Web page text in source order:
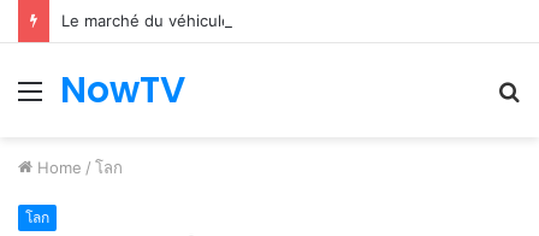
Le marché du véhicule d’occasion en plein essor
Menu
NowTV
Home / โลก
โลก